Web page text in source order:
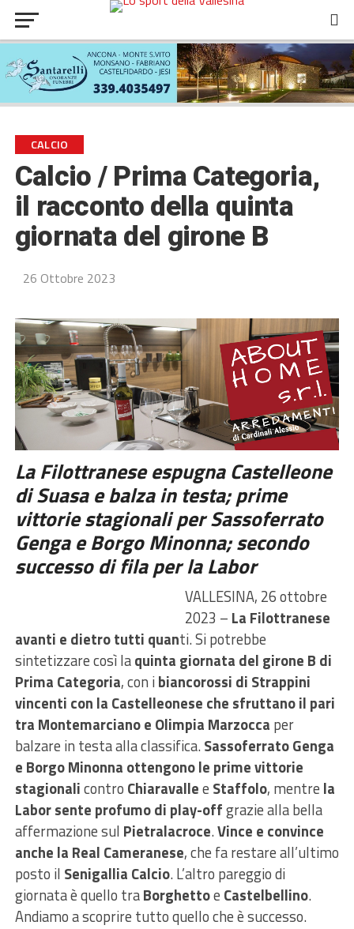
CALCIO
Calcio / Prima Categoria,
il racconto della quinta
giornata del girone B
26 Ottobre 2023
La Filottranese espugna Castelleone
di Suasa e balza in testa; prime
vittorie stagionali per Sassoferrato
Genga e Borgo Minonna; secondo
successo di fila per la Labor
VALLESINA, 26 ottobre
2023 – La Filottranese
avanti e dietro tutti quanti. Si potrebbe
sintetizzare così laquinta giornata del girone B di
Prima Categoria, con ibiancorossi di Strappini
vincenti con la Castelleonese che sfruttano il pari
tra Montemarciano e Olimpia Marzocca per
balzare in testa alla classifica.Sassoferrato Genga
e Borgo Minonna ottengono le prime vittorie
stagionalicontro Chiaravallee Staffolo, mentre la
Labor sente profumo di play-offgrazie alla bella
affermazione sul Pietralacroce.Vince e convince
anche la Real Cameranese, che fa restare all’ultimo
posto il Senigallia Calcio. L’altro pareggio di
giornata è quello traBorghettoe Castelbellino.
Andiamo a scoprire tutto quello che è successo.